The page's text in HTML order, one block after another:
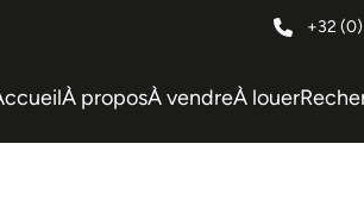
+32
À proposÀ vendreÀ louer